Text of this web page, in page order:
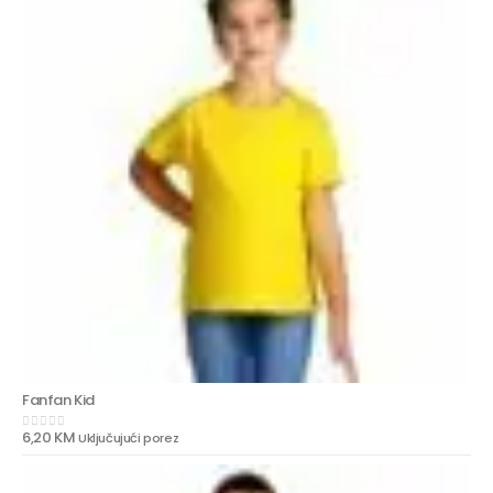
Fanfan Kid
0out of 5
6,20 KMUključujući porez